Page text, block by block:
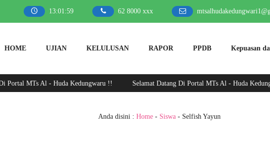
13:01:59 62 8000 xxx
HOME UJIAN KELULUSAN RAPOR PPDB Kepuasan
MTs Al - Huda Kedungwaru !! Selamat Datang Di Portal MTs Al - Huda
Anda disini : Home - Siswa - Selfish Yayun